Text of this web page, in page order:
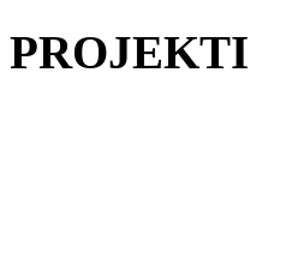
PROJEKTI